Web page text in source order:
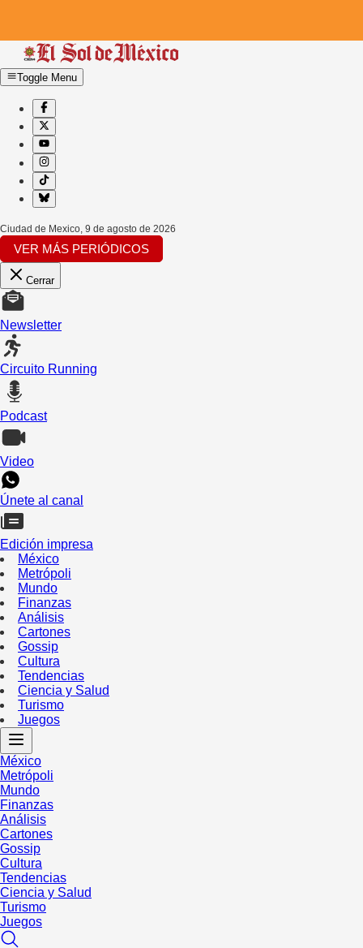
Toggle Menu
Ciudad de Mexico, 9 de agosto de 2026
VER MÁS PERIÓDICOS
Cerrar
Newsletter
Circuito Running
Podcast
Video
Únete al canal
Edición impresa
México
Metrópoli
Mundo
Finanzas
Análisis
Cartones
Gossip
Cultura
Tendencias
Ciencia y Salud
Turismo
Juegos
México
Metrópoli
Mundo
Finanzas
Análisis
Cartones
Gossip
Cultura
Tendencias
Ciencia y Salud
Turismo
Juegos